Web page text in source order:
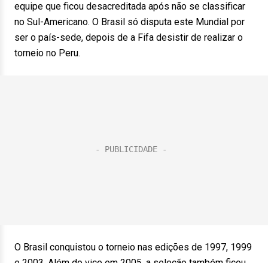
equipe que ficou desacreditada após não se classificar
no Sul-Americano. O Brasil só disputa este Mundial por
ser o país-sede, depois de a Fifa desistir de realizar o
torneio no Peru.
O Brasil conquistou o torneio nas edições de 1997, 1999